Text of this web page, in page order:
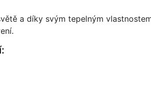
a díky svým tepelným